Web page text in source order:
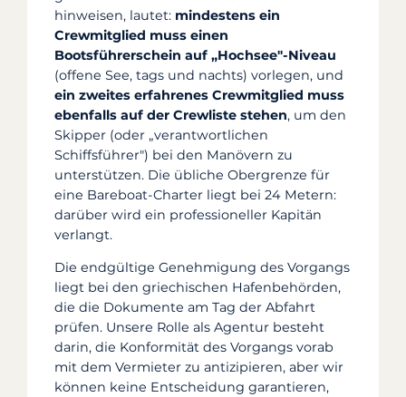
hinweisen, lautet: mindestens ein
Crewmitglied muss einen
Bootsführerschein auf „Hochsee"-Niveau
(offene See, tags und nachts) vorlegen, und
ein zweites erfahrenes Crewmitglied muss
ebenfalls auf der Crewliste stehen, um den
Skipper (oder „verantwortlichen
Schiffsführer") bei den Manövern zu
unterstützen. Die übliche Obergrenze für
eine Bareboat-Charter liegt bei 24 Metern:
darüber wird ein professioneller Kapitän
verlangt.
Die endgültige Genehmigung des Vorgangs
liegt bei den griechischen Hafenbehörden,
die die Dokumente am Tag der Abfahrt
prüfen. Unsere Rolle als Agentur besteht
darin, die Konformität des Vorgangs vorab
mit dem Vermieter zu antizipieren, aber wir
können keine Entscheidung garantieren,